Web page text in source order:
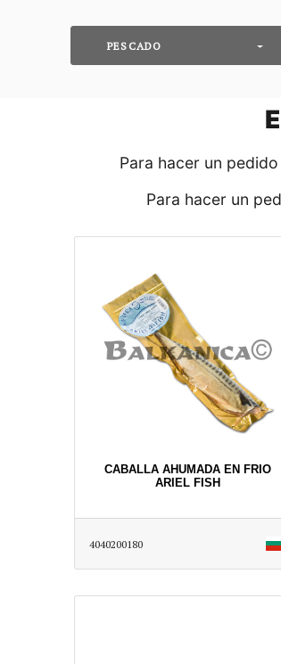
PESCADO
Para hacer un
Para hacer un
CABALLA AHUMADA EN FRIO
ARIEL FISH
4040200180